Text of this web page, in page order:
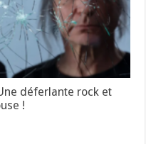
déferlante rock et
!